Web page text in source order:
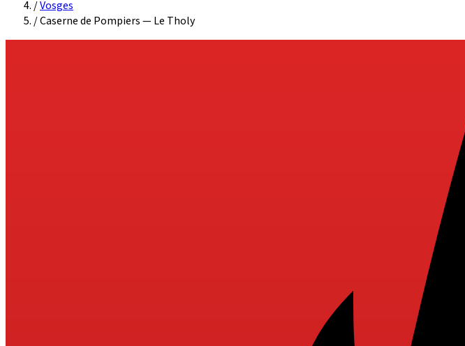
/Vosges
/Caserne de Pompiers — Le Tholy